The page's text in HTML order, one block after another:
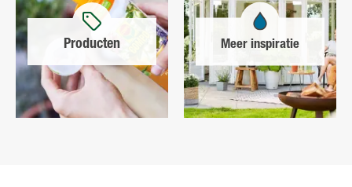
Producten Meer inspiratie